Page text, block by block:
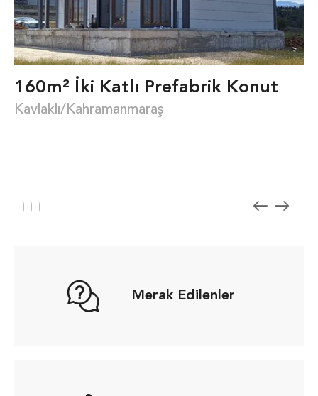
160m² İki Katlı Prefabrik Konut
Kavlaklı/Kahramanmaraş
Merak Edilenler